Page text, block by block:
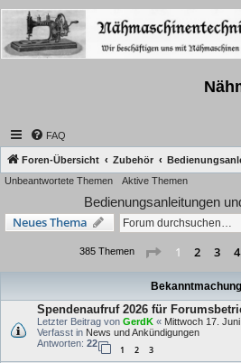
FAQ
Foren-Übersicht Zubehör
Unbeantwortete Themen Aktive Themen
Bedienungsanleitungen
Neues Thema
385 Themen Seite 1von 16
1 2 3 4
Spendenaufruf 2026 für
Letzter Beitrag von GerdK « Mittwoch 17.
Verfasst in News und Ankündigungen
Antworten: 22
1 2 3